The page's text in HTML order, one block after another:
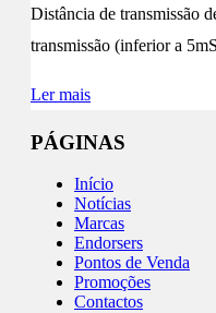
Distância de transmissão
transmissão (inferior a
Ler mais
PÁGINAS
Início
Notícias
Marcas
Endorsers
Pontos de Venda
Promoções
Contactos